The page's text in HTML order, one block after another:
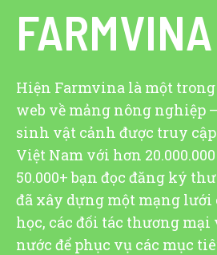
FARMVINA
Hiện Farmvina là một
web về mảng nông nghiệp
sinh vật cảnh được truy
Việt Nam với hơn
50.000+ bạn đọc đăng ký
đã xây dựng một mạng lưới
học, các đối tác thương mại
nước để phục vụ các mục